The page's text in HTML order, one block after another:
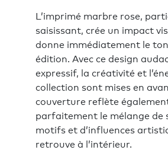
L’imprimé marbre rose,
saisissant, crée un impact
donne immédiatement le
édition. Avec ce design
expressif, la créativité et
collection sont mises en
couverture reflète
parfaitement le mélange de
motifs et d’influences
retrouve à l’intérieur.